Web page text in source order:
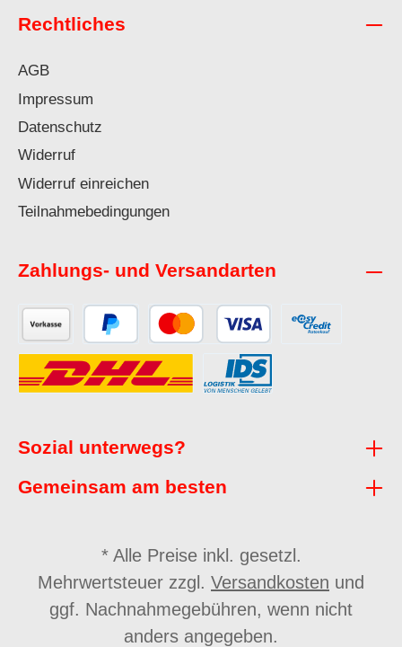
Rechtliches
AGB
Impressum
Datenschutz
Widerruf
Widerruf einreichen
Teilnahmebedingungen
Zahlungs- und Versandarten
Sozial unterwegs?
Gemeinsam am besten
* Alle Preise inkl. gesetzl.
Mehrwertsteuer zzgl. Versandkosten und
ggf. Nachnahmegebühren, wenn nicht
anders angegeben.